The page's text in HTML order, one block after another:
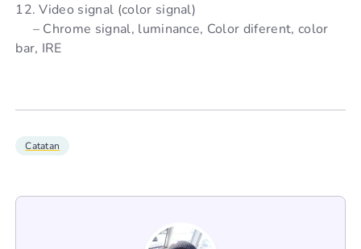
12. Video signal (color signal)
– Chrome signal, luminance, Color diferent, color
bar, IRE
Catatan